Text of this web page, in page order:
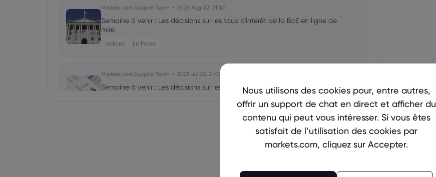
Markets.com Support Team 2025 Aug 02, 21:00
Semaine à venir : Les décisions sur les taux d'intérêt de la BoE en ligne de
mire
Indices Le Forex
Markets.com Support Team 2025 Jul 26, 21:00
Semaine à venir : Les décisions sur les taux d'intérêt de la Fed, de la BoC et
Nous utilisons des cookies pour, entre autres,
offrir un support de chat en direct et afficher du
contenu qui peut vous intéresser. Si vous êtes
satisfait de l’utilisation des cookies par
markets.com, cliquez sur Accepter.